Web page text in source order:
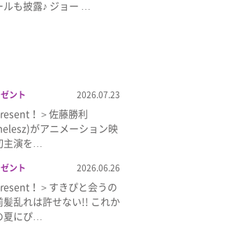
ルも披露♪ ジョー …
ント 2026.07.23
！＞佐藤勝利
がアニメーション映
主演を…
ント 2026.06.26
！＞すきぴと会うの
髪乱れは許せない!! これか
夏にぴ…